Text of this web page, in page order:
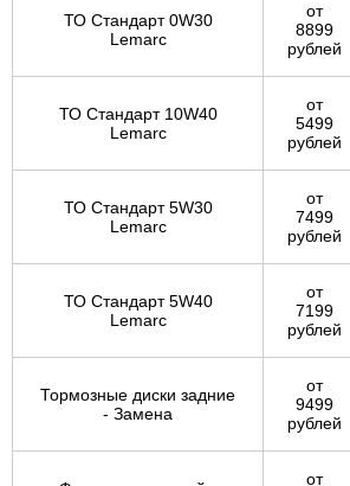
ТО Стандарт 0W30
Lemarc
от
8899
рублей
ТО Стандарт 10W40
Lemarc
от
5499
рублей
ТО Стандарт 5W30
Lemarc
от
7499
рублей
ТО Стандарт 5W40
Lemarc
от
7199
рублей
Тормозные диски задние
- Замена
от
9499
рублей
от